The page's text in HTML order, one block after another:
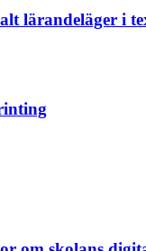
lärandeläger i